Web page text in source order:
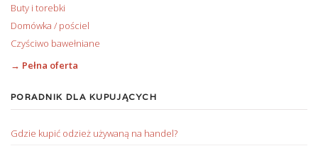
Buty i torebki
Domówka / pościel
Czyściwo bawełniane
→ Pełna oferta
PORADNIK DLA KUPUJĄCYCH
Gdzie kupić odzież używaną na handel?